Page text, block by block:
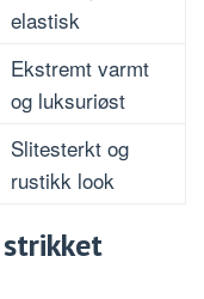
elastisk
Ekstremt varmt
og luksuriøst
Slitesterkt og
rustikk look